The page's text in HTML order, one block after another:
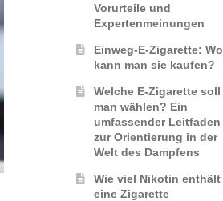
Vorurteile und
Expertenmeinungen
Einweg-E-Zigarette: Wo
kann man sie kaufen?
Welche E-Zigarette soll
man wählen? Ein
umfassender Leitfaden
zur Orientierung in der
Welt des Dampfens
Wie viel Nikotin enthält
eine Zigarette